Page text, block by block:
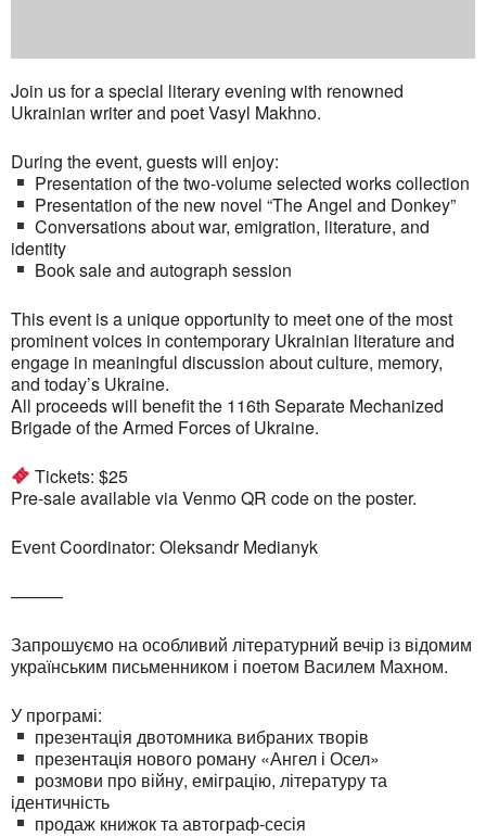
Join us for a special literary evening with renowned
Ukrainian writer and poet Vasyl Makhno.
During the event, guests will enjoy:
Presentation of the two-volume selected works collection
Presentation of the new novel “The Angel and Donkey”
Conversations about war, emigration, literature, and
identity
Book sale and autograph session
This event is a unique opportunity to meet one of the most
prominent voices in contemporary Ukrainian literature and
engage in meaningful discussion about culture, memory,
and today’s Ukraine.
All proceeds will benefit the 116th Separate Mechanized
Brigade of the Armed Forces of Ukraine.
Tickets: $25
Pre-sale available via Venmo QR code on the poster.
Event Coordinator: Oleksandr Medianyk
———
Запрошуємо на особливий літературний вечір із відомим
українським письменником і поетом Василем Махном.
У програмі:
презентація двотомника вибраних творів
презентація нового роману «Ангел і Осел»
розмови про війну, еміграцію, літературу та
ідентичність
продаж книжок та автограф-сесія